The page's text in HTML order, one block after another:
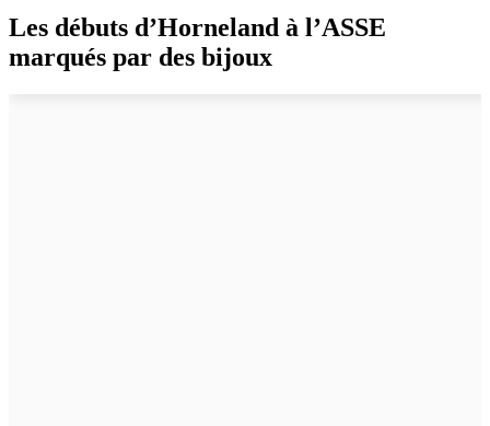
Les débuts d’Horneland à l’ASSE
marqués par des bijoux